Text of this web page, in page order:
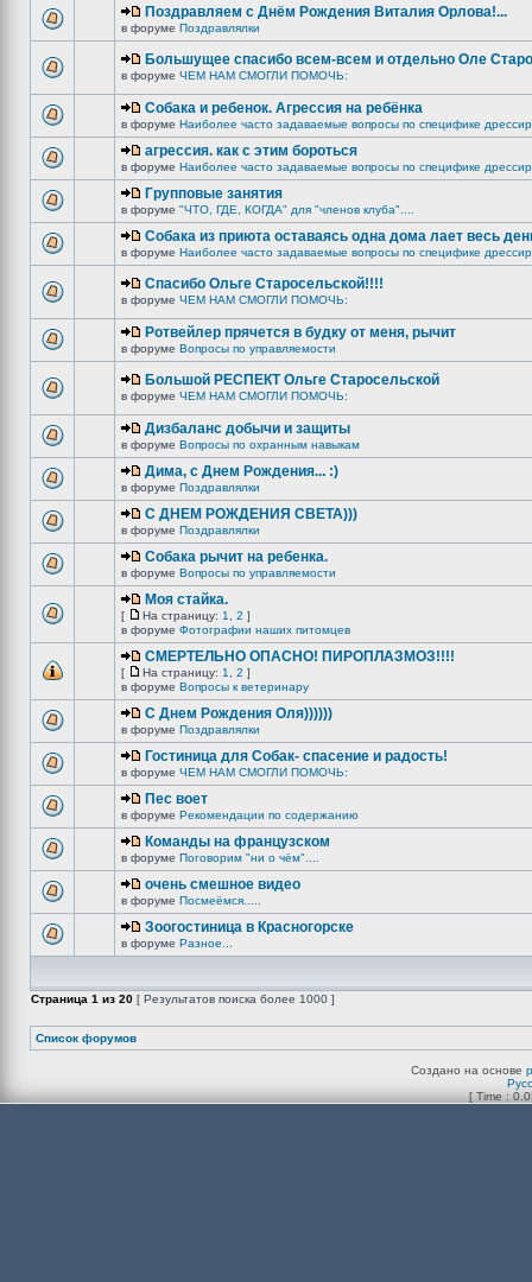
Поздравляем с Днём Рождения Виталия Орлова!...
в форуме Поздравлялки
Большущее спасибо всем-всем и отдельно Оле
в форуме ЧЕМ НАМ СМОГЛИ ПОМОЧЬ:
Собака и ребенок. Агрессия на ребёнка
в форуме Наиболее часто задаваемые вопросы по специфике
агрессия. как с этим бороться
в форуме Наиболее часто задаваемые вопросы по специфике
Групповые занятия
в форуме "ЧТО, ГДЕ, КОГДА" для "членов клуба"....
Собака из приюта оставаясь одна дома лает весь
в форуме Наиболее часто задаваемые вопросы по специфике
Спасибо Ольге Старосельской!!!!
в форуме ЧЕМ НАМ СМОГЛИ ПОМОЧЬ:
Ротвейлер прячется в будку от меня, рычит
в форуме Вопросы по управляемости
Большой РЕСПЕКТ Ольге Старосельской
в форуме ЧЕМ НАМ СМОГЛИ ПОМОЧЬ:
Дизбаланс добычи и защиты
в форуме Вопросы по охранным навыкам
Дима, с Днем Рождения... :)
в форуме Поздравлялки
C ДНЕМ РОЖДЕНИЯ СВЕТА)))
в форуме Поздравлялки
Собака рычит на ребенка.
в форуме Вопросы по управляемости
Моя стайка.
[ На страницу: 1 2 ]
в форуме Фотографии наших питомцев
СМЕРТЕЛЬНО ОПАСНО! ПИРОПЛАЗМОЗ!!!!
[ На страницу: 1 2 ]
в форуме Вопросы к ветеринару
С Днем Рождения Оля))))))
в форуме Поздравлялки
Гостиница для Собак- спасение и радость!
в форуме ЧЕМ НАМ СМОГЛИ ПОМОЧЬ:
Пес воет
в форуме Рекомендации по содержанию
Команды на французском
в форуме Поговорим "ни о чём"....
очень смешное видео
в форуме Посмеёмся.....
Зоогостиница в Красногорске
в форуме Разное...
Страница 1 из 20 [ Результатов поиска более 1000 ]
Список форумов
Создано на основе
[ Time :